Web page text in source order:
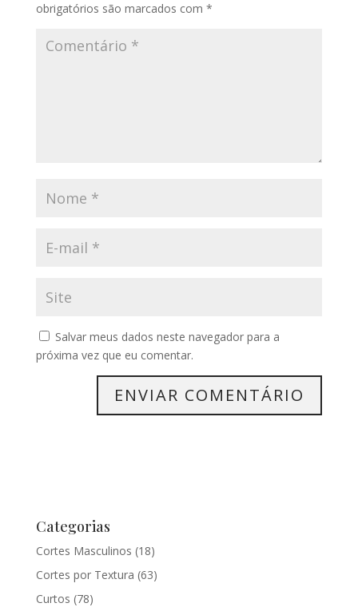
obrigatórios são marcados com *
Salvar meus dados neste navegador para a
próxima vez que eu comentar.
Categorias
Cortes Masculinos (18)
Cortes por Textura (63)
Curtos (78)